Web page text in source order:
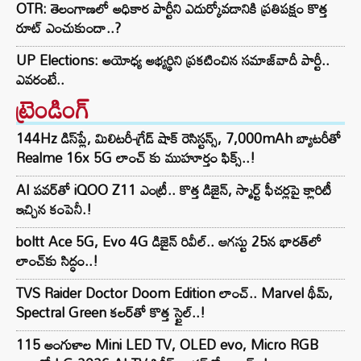
OTR: తెలంగాణలో అధికార పార్టీని ఎదుర్కోవడానికి ప్రతిపక్షం కొత్త
రూట్‌ ఎంచుకుందా..?
UP Elections: అయోధ్య అభ్యర్థిని ప్రకటించిన సమాజ్‌వాదీ పార్టీ..
ఎవరంటే..
ట్రెండింగ్‌
144Hz డిస్‌ప్లే, మిలిటరీ-గ్రేడ్ షాక్ రెసిస్టన్స్, 7,000mAh బ్యాటరీతో
Realme 16x 5G లాంచ్ కు ముహూర్తం ఫిక్స్..!
AI పవర్‌తో iQOO Z11 ఎంట్రీ.. కొత్త డిజైన్, స్మార్ట్ ఫీచర్లపై క్లారిటీ
ఇచ్చిన కంపెనీ.!
boltt Ace 5G, Evo 4G డిజైన్ రివీల్.. ఆగస్టు 25న భారత్‌లో
లాంచ్‌కు సిద్ధం..!
TVS Raider Doctor Doom Edition లాంచ్.. Marvel థీమ్,
Spectral Green కలర్‌తో కొత్త స్టైల్..!
115 అంగుళాల Mini LED TV, OLED evo, Micro RGB